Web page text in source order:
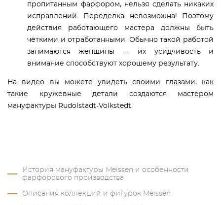
пропитанным фарфором, нельзя сделать никаких
исправлений. Переделка невозможна! Поэтому
действия работающего мастера должны быть
чёткими и отработанными. Обычно такой работой
занимаются женщины — их усидчивость и
внимание способствуют хорошему результату.
На видео вы можете увидеть своими глазами, как
такие кружевные детали создаются мастером
мануфактуры Rudolstadt-Volkstedt.
История мануфактуры Meissen и особенности
фарфорового производства
Описания коллекций и фигурок Meissen